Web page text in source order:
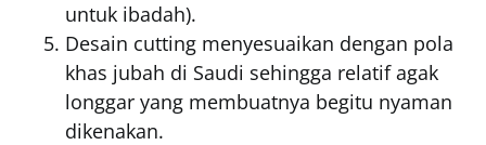
untuk ibadah).
Desain cutting menyesuaikan dengan pola
khas jubah di Saudi sehingga relatif agak
longgar yang membuatnya begitu nyaman
dikenakan.